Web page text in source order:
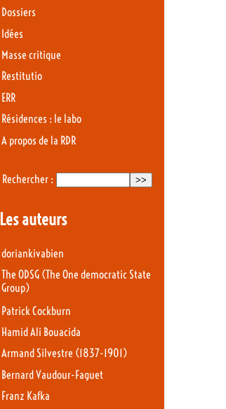
Dossiers
Idées
Masse critique
Restitutio
ERR
Résidences : le labo
A propos de la RDR
Rechercher :
Les auteurs
doriankivabien
The ODSG (The One democratic State
Group)
Patrick Cockburn
Hamid Ali Bouacida
Armand Silvestre (1837-1901)
Bernard Vaudour-Faguet
Franz Kafka